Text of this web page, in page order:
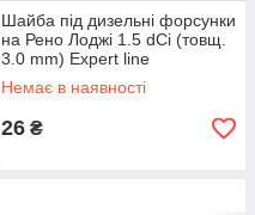
Шайба під дизельні форсунки
на Рено Лоджі 1.5 dCi (товщ.
3.0 mm) Expert line
7703062072/L
Немає в наявності
26 ₴